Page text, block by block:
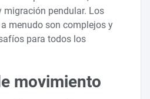
migración pendular. Los
menudo son complejos y
para todos los
movimiento